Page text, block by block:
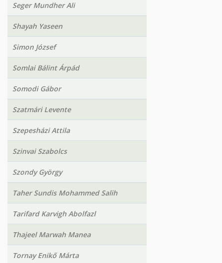
Seger Mundher Ali
Shayah Yaseen
Simon József
Somlai Bálint Árpád
Somodi Gábor
Szatmári Levente
Szepesházi Attila
Szinvai Szabolcs
Szondy György
Taher Sundis Mohammed Salih
Tarifard Karvigh Abolfazl
Thajeel Marwah Manea
Tornay Enikő Márta